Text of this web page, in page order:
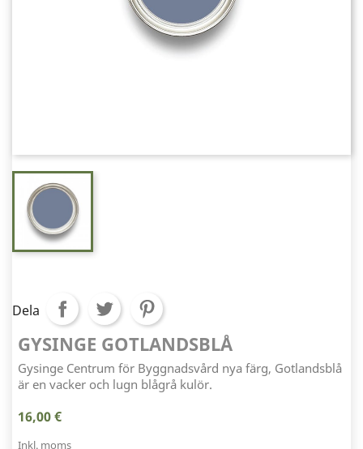
Dela
GYSINGE GOTLANDSBLÅ
Gysinge Centrum för Byggnadsvård nya färg, Gotlandsblå
är en vacker och lugn blågrå kulör.
16,00 €
Inkl. moms